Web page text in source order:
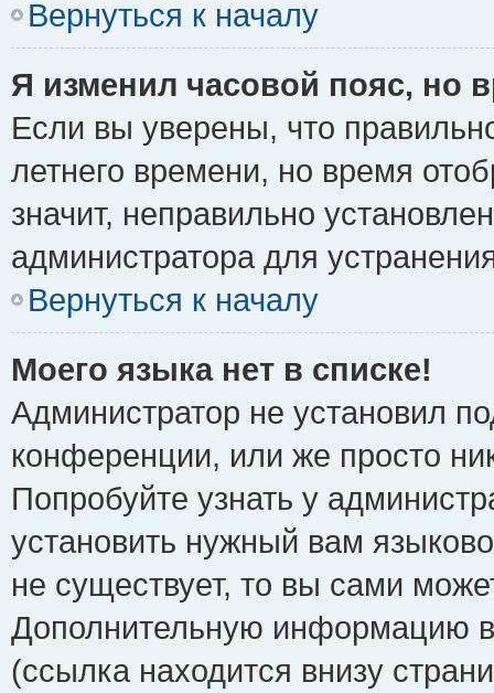
Вернуться к началу
Я изменил часовой пояс, но
Если вы уверены, что
летнего времени, но время
значит, неправильно
администратора для
Вернуться к началу
Моего языка нет в списке!
Администратор не установил
конференции, или же просто
Попробуйте узнать у
установить нужный вам
не существует, то вы сами
Дополнительную информацию
(ссылка находится внизу